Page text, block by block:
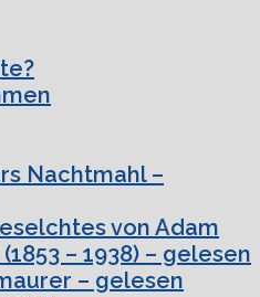
Nachtmahl –
von Adam
– 1938) – gelesen
– gelesen